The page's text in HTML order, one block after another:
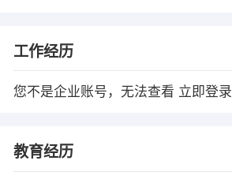
工作经历
您不是企业账号，无法查看 立即登录
教育经历